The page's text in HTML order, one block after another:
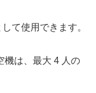
て使用できます。
機は、最大 4 人の